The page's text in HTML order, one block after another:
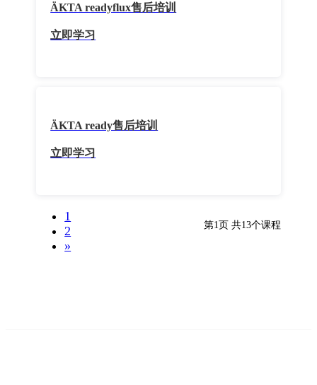
ÄKTA readyflux售后培训
立即学习
ÄKTA ready售后培训
立即学习
第1页 共13个课程
1
2
»